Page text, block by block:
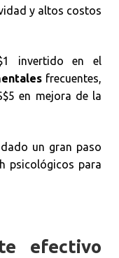
y altos costos
invertido en el
frecuentes,
en mejora de la
un gran paso
psicológicos para
efectivo